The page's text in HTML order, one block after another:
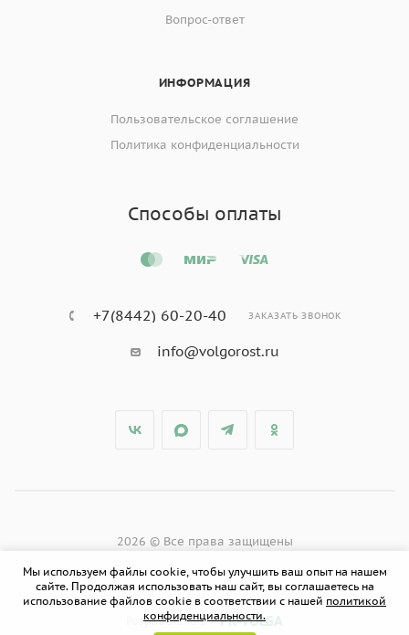
Вопрос-ответ
ИНФОРМАЦИЯ
Пользовательское соглашение
Политика конфиденциальности
Способы оплаты
+7(8442) 60-20-40 ЗАКАЗАТЬ ЗВОНОК
info@volgorost.ru
2026 © Все права защищены
Разработано в PR-VOLGA
Мы используем файлы cookie, чтобы улучшить ваш опыт на нашем
сайте. Продолжая использовать наш сайт, вы соглашаетесь на
использование файлов cookie в соответствии с нашей политикой
конфиденциальности.